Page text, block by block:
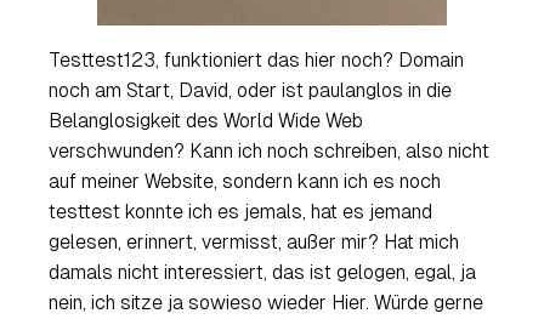
Testtest123, funktioniert das hier noch? Domain
noch am Start, David, oder ist paulanglos in die
Belanglosigkeit des World Wide Web
verschwunden? Kann ich noch schreiben, also nicht
auf meiner Website, sondern kann ich es noch
testtest konnte ich es jemals, hat es jemand
gelesen, erinnert, vermisst, außer mir? Hat mich
damals nicht interessiert, das ist gelogen, egal, ja
nein, ich sitze ja sowieso wieder Hier. Würde gerne